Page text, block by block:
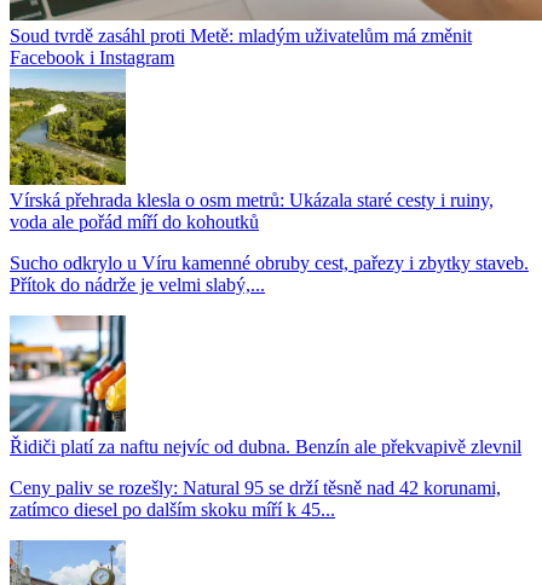
Soud tvrdě zasáhl proti Metě: mladým uživatelům má změnit
Facebook i Instagram
Vírská přehrada klesla o osm metrů: Ukázala staré cesty i ruiny,
voda ale pořád míří do kohoutků
Sucho odkrylo u Víru kamenné obruby cest, pařezy i zbytky staveb.
Přítok do nádrže je velmi slabý,...
Řidiči platí za naftu nejvíc od dubna. Benzín ale překvapivě zlevnil
Ceny paliv se rozešly: Natural 95 se drží těsně nad 42 korunami,
zatímco diesel po dalším skoku míří k 45...